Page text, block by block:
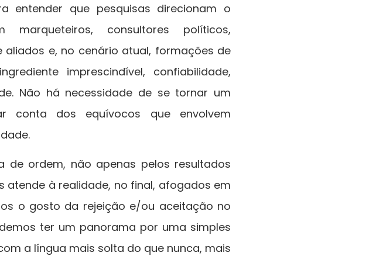
entender que pesquisas direcionam o
consultores políticos,
e, no cenário atual, formações de
imprescindível, confiabilidade,
Não há necessidade de se tornar um
conta dos equívocos que envolvem
ordem, não apenas pelos resultados
à realidade, no final, afogados em
o gosto da rejeição e/ou aceitação no
ter um panorama por uma simples
a língua mais solta do que nunca, mais